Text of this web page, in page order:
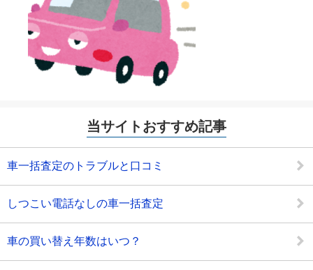
当サイトおすすめ記事
車一括査定のトラブルと口コミ
しつこい電話なしの車一括査定
車の買い替え年数はいつ？